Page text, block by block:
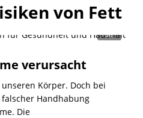
von Fett
verursacht
Körper. Doch bei
Handhabung
Die